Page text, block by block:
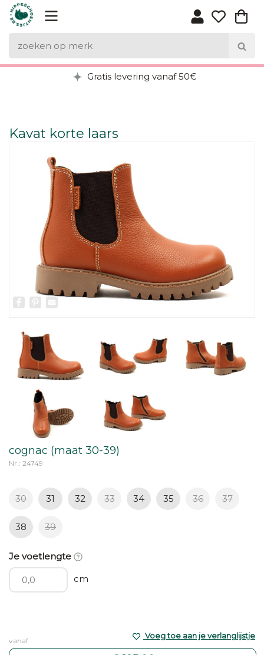
Gratis levering vanaf 50€
Kavat korte laars
Facebook
Pinterest
Email
cognac (maat 30-39)
Nr.: 24749
30 31 32 33 34 35 36 37
38 39
Je voetlengte
cm
vanaf
Voeg toe aan je verlanglijstje